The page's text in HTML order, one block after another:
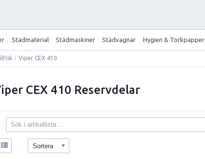
Städmaterial Städmaskiner Städvagnar Hygien & Torkpapper
/ Viper CEX 410
CEX 410 Reservdelar
Sortera